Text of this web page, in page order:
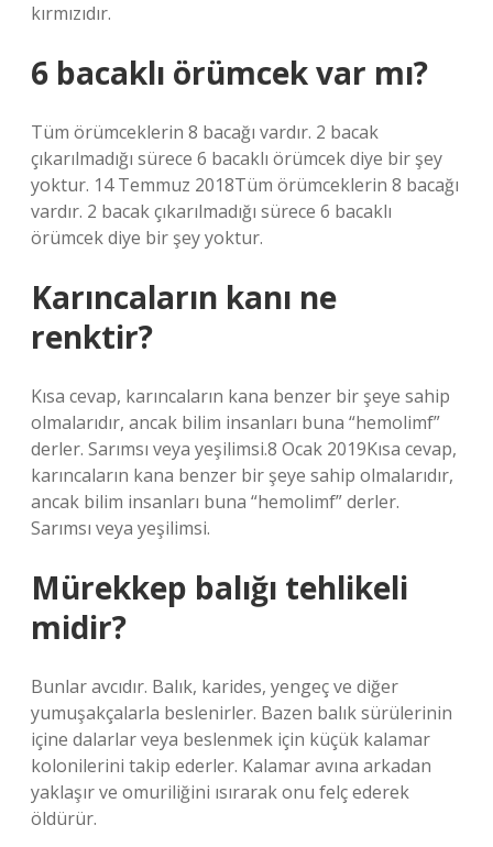
kırmızıdır.
6 bacaklı örümcek var mı?
Tüm örümceklerin 8 bacağı vardır. 2 bacak
çıkarılmadığı sürece 6 bacaklı örümcek diye bir şey
yoktur. 14 Temmuz 2018Tüm örümceklerin 8 bacağı
vardır. 2 bacak çıkarılmadığı sürece 6 bacaklı
örümcek diye bir şey yoktur.
Karıncaların kanı ne
renktir?
Kısa cevap, karıncaların kana benzer bir şeye sahip
olmalarıdır, ancak bilim insanları buna “hemolimf”
derler. Sarımsı veya yeşilimsi.8 Ocak 2019Kısa cevap,
karıncaların kana benzer bir şeye sahip olmalarıdır,
ancak bilim insanları buna “hemolimf” derler.
Sarımsı veya yeşilimsi.
Mürekkep balığı tehlikeli
midir?
Bunlar avcıdır. Balık, karides, yengeç ve diğer
yumuşakçalarla beslenirler. Bazen balık sürülerinin
içine dalarlar veya beslenmek için küçük kalamar
kolonilerini takip ederler. Kalamar avına arkadan
yaklaşır ve omuriliğini ısırarak onu felç ederek
öldürür.